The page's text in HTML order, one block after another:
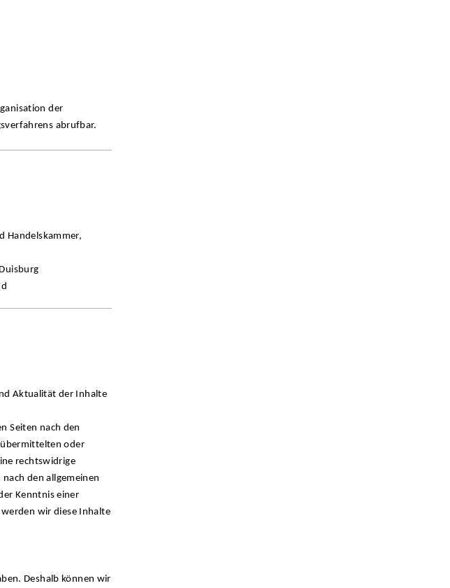
der
abrufbar.
Handelskammer,
Aktualität der Inhalte
Seiten nach den
oder
rechtswidrige
den allgemeinen
Kenntnis einer
wir diese Inhalte
Deshalb können wir